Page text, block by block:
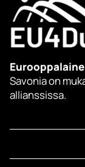
Savonia on
allianssissa.